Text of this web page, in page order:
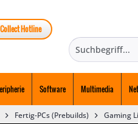
Hotline
Software Multimedia
Fertig-PCs (Prebuilds) Gaming